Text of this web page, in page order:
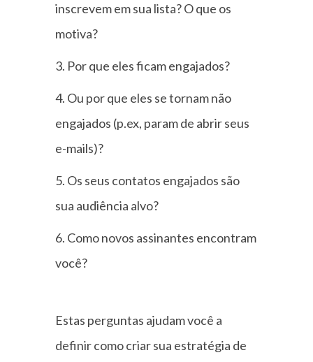
inscrevem em sua lista? O que os
motiva?
Por que eles ficam engajados?
Ou por que eles se tornam não
engajados (p.ex, param de abrir seus
e-mails)?
Os seus contatos engajados são
sua audiência alvo?
Como novos assinantes encontram
você?
Estas perguntas ajudam você a
definir como criar sua estratégia de